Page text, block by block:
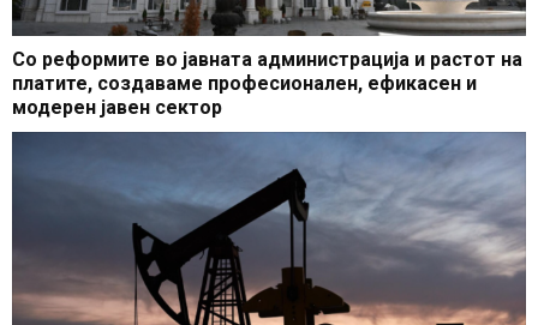
Со реформите во јавната администрација и растот на
платите, создаваме професионален, ефикасен и
модерен јавен сектор